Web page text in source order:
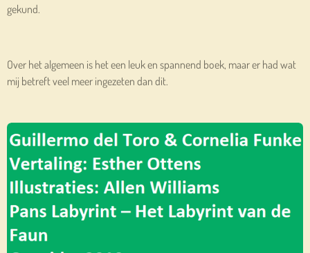
gekund.
Over het algemeen is het een leuk en spannend boek, maar er had wat
mij betreft veel meer ingezeten dan dit.